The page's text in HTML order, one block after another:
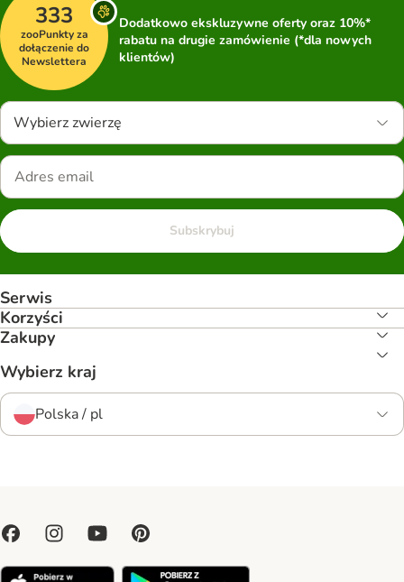
333
zooPunkty za
dołączenie do
Newslettera
Dodatkowo ekskluzywne oferty oraz 10%*
rabatu na drugie zamówienie (*dla nowych
klientów)
Wybierz zwierzę
Subskrybuj
Serwis
Korzyści
Zakupy
Wybierz kraj
Polska / pl